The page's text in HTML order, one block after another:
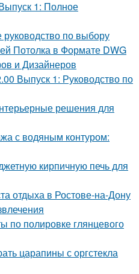
1: Полное
руководство по выбору
Потолка в Формате DWG
и Дизайнеров
Выпуск 1: Руководство по
решения для
с водяным контуром:
кирпичную печь для
отдыха в Ростове-на-Дону
по полировке глянцевого
царапины с оргстекла